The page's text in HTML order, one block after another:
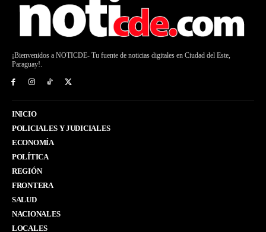
¡Bienvenidos a NOTICDE- Tu fuente de noticias digitales en Ciudad del Este,
Paraguay!.
INICIO
POLICIALES Y JUDICIALES
ECONOMÍA
POLÍTICA
REGIÓN
FRONTERA
SALUD
NACIONALES
LOCALES